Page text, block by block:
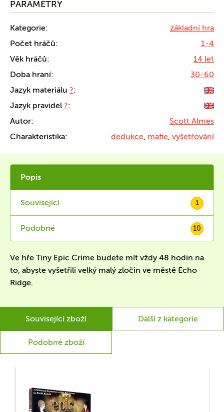
PARAMETRY
Kategorie:
základní hra
Počet hráčů:
1-4
Věk hráčů:
14 let
Doba hraní:
30-60
Jazyk materiálu ?:
Jazyk pravidel ?:
Autor:
Scott Almes
Charakteristika:
dedukce, mafie, vyšetřování
Popis
Související 1
Podobné 10
Ve hře Tiny Epic Crime budete mít vždy 48 hodin na
to, abyste vyšetřili velký malý zločin ve městě Echo
Ridge.
Související zboží Další z kategorie
Podobné zboží